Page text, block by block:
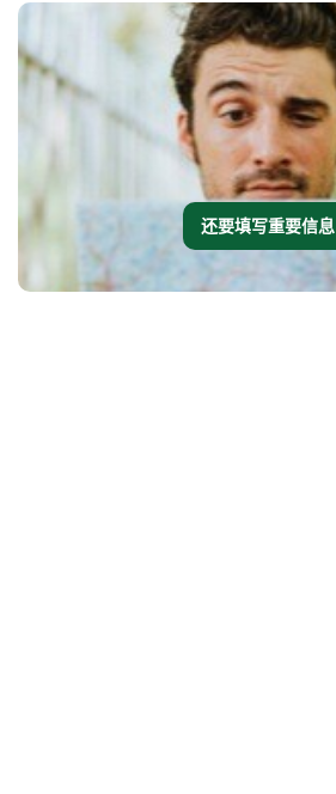
还要填写重要信息